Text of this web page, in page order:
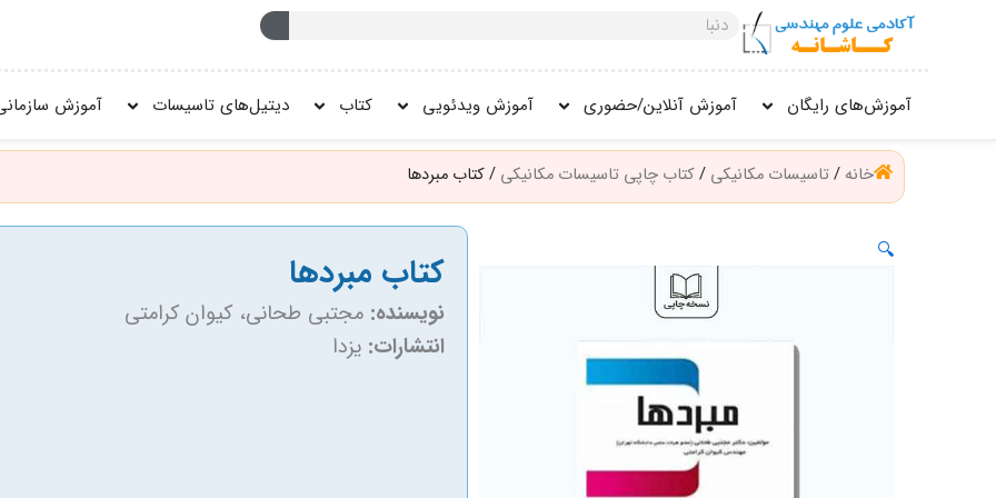
جستجو
آموزش‌های رایگان آموزش آنلاین/حضوری آموزش ویدئویی کتاب دیتیل‌های تاسیسات آموزش
خانه / تاسیسات مکانیکی /کتاب چاپی تاسیسات مکانیکی / کتاب مبردها
🔍 کتاب مبردها
نویسنده: مجتبی طحانی، کیوان کرامتی
انتشارات: یزدا